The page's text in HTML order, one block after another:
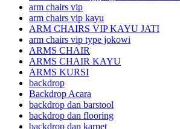
arm chairs vip
arm chairs vip kayu
ARM CHAIRS VIP KAYU JATI
arm chairs vip type jokowi
ARMS CHAIR
ARMS CHAIR KAYU
ARMS KURSI
backdrop
Backdrop Acara
backdrop dan barstool
backdrop dan flooring
backdrop dan karpet